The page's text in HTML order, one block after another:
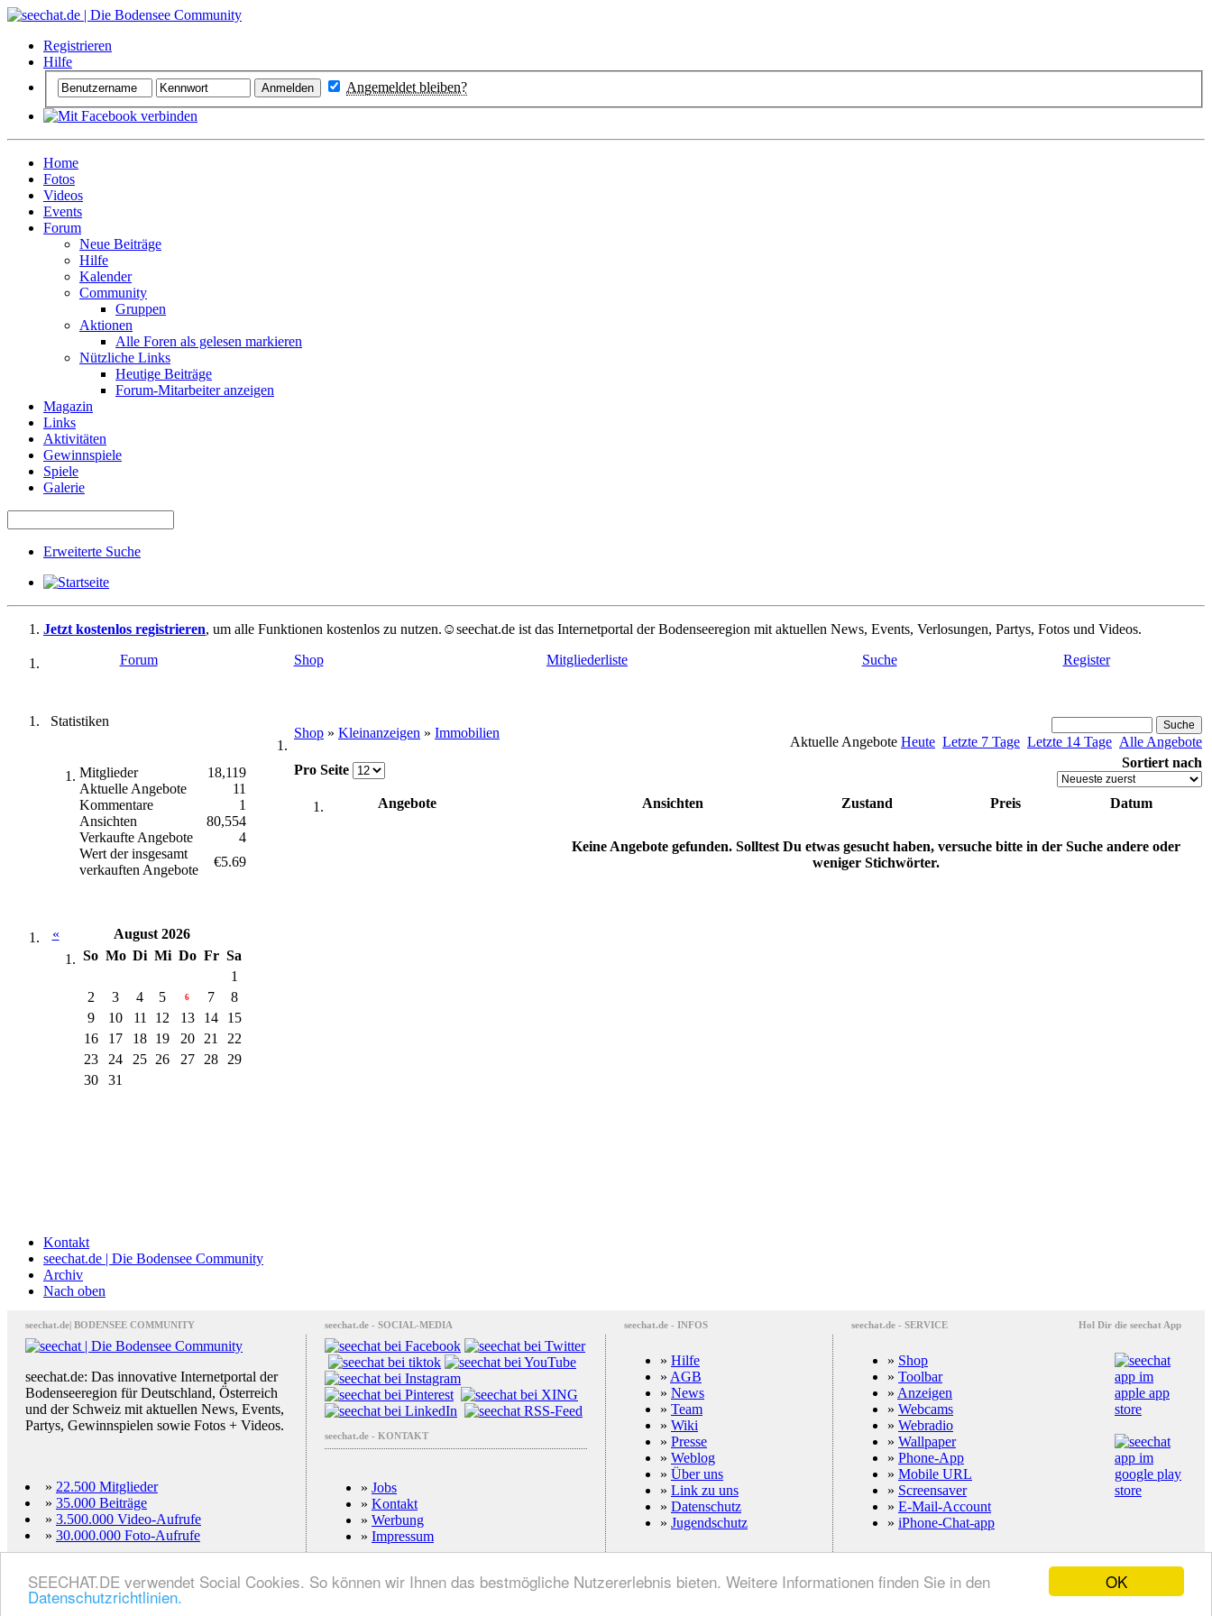
OK
SEECHAT.DE verwendet Social Cookies. So können wir Ihnen das bestmögliche Nutzererlebnis bieten. Weitere Informationen finden Sie in den
Datenschutzrichtlinien.
Registrieren
Hilfe
Angemeldet bleiben?
Home
Fotos
Videos
Events
Forum
Neue Beiträge
Hilfe
Kalender
Community
Gruppen
Aktionen
Alle Foren als gelesen markieren
Nützliche Links
Heutige Beiträge
Forum-Mitarbeiter anzeigen
Magazin
Links
Aktivitäten
Gewinnspiele
Spiele
Galerie
Erweiterte Suche
Jetzt kostenlos registrieren, um alle Funktionen kostenlos zu nutzen.☺seechat.de ist das Internetportal der Bodenseeregion mit aktuellen News, Events, Verlosungen, Partys, Fotos und Videos.
Forum
Shop Mitgliederliste Suche Register
Statistiken
Mitglieder
18,119
Aktuelle Angebote
11
Kommentare
1
Ansichten
80,554
Verkaufte Angebote
4
Wert der insgesamt
verkauften Angebote
€5.69
«
August 2026
So Mo Di Mi Do Fr Sa
1
2
3 4 5 6 7
8
9
10 11 12 13 14
15
16
17 18 19 20 21
22
23
24 25 26 27 28 29
30
31
Shop » Kleinanzeigen » Immobilien
Aktuelle Angebote Heute Letzte 7 Tage Letzte 14 Tage Alle Angebote
Pro Seite
Sortiert nach
Angebote Ansichten Zustand Preis Datum
Keine Angebote gefunden. Solltest Du etwas gesucht haben, versuche bitte in der Suche andere oder
weniger Stichwörter.
Kontakt
seechat.de | Die Bodensee Community
Archiv
Nach oben
seechat.de| BODENSEE COMMUNITY seechat.de - SOCIAL-MEDIA seechat.de - INFOS seechat.de - SERVICE Hol Dir die seechat App
seechat.de: Das innovative Internetportal der
Bodenseeregion für Deutschland, Österreich
und der Schweiz mit aktuellen News, Events,
Partys, Gewinnspielen sowie Fotos + Videos.
» 22.500 Mitglieder
» 35.000 Beiträge
» 3.500.000 Video-Aufrufe
» 30.000.000 Foto-Aufrufe
seechat.de - KONTAKT
» Jobs
» Kontakt
» Werbung
» Impressum
©Copyright 1999-2025
» Hilfe
» AGB
» News
» Team
» Wiki
» Presse
» Weblog
» Über uns
» Link zu uns
» Datenschutz
» Jugendschutz
» Shop
» Toolbar
» Anzeigen
» Webcams
» Webradio
» Wallpaper
» Phone-App
» Mobile URL
» Screensaver
» E-Mail-Account
» iPhone-Chat-app